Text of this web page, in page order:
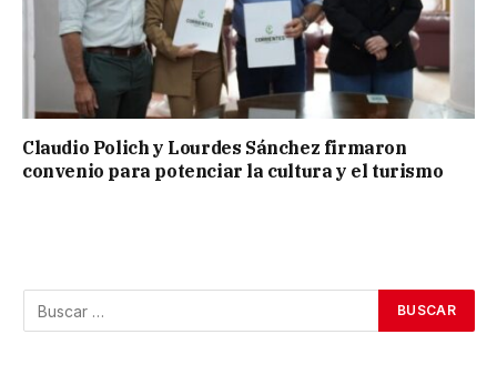
Claudio Polich y Lourdes Sánchez firmaron
convenio para potenciar la cultura y el turismo